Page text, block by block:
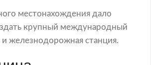
местонахождения дало
крупный международный
и железнодорожная станция.